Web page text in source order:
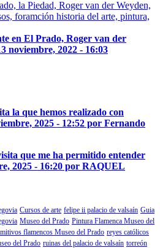
en El Prado, Roger van der
noviembre, 2022 - 16:03
la que hemos realizado con
2025 - 12:52 por Fernando
que me ha permitido entender
2025 - 16:20 por RAQUEL
Cursos de arte felipe ii palacio de valsaín Guia
Museo del Prado Pintura Flamenca Museo del
flamencos Museo del Prado reyes católicos
del Prado ruinas del palacio de valsaín torreón